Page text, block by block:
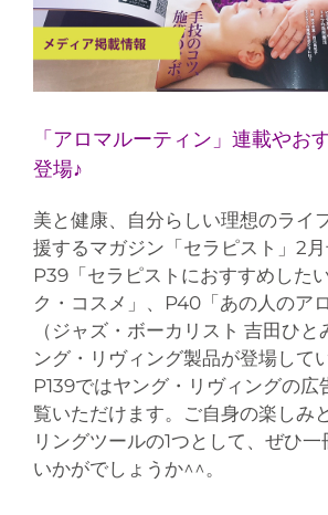
「アロマルーティン」連載やお
登場♪
美と健康、自分らしい理想のライ
援するマガジン「セラピスト」2月
P39「セラピストにおすすめした
ク・コスメ」、P40「あの人のア
（ジャズ・ボーカリスト 吉田ひ
ング・リヴィング製品が登場して
P139ではヤング・リヴィングの広
覧いただけます。ご自身の楽しみ
リングツールの1つとして、ぜひ
いかがでしょうか^^。